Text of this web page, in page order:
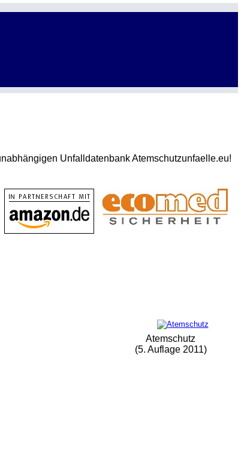
Unfalldatenbank Atemschutzunfaelle.eu!
Atemschutz
(5. Auflage 2011)